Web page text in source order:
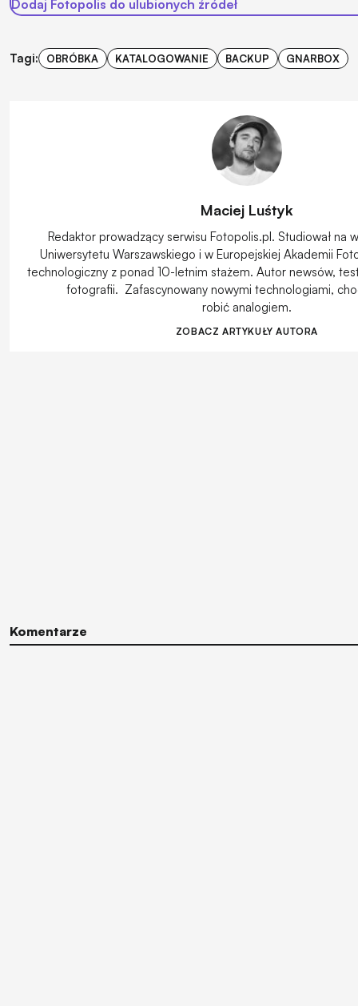
Dodaj Fotopolis do ulubionych źródeł
Tagi: OBRÓBKA KATALOGOWANIE BACKUP GNARBOX
Maciej Luśtyk
Redaktor prowadzący serwisu Fotopolis.pl. Studiował na
Uniwersytetu Warszawskiego i w Europejskiej Akademii
technologiczny z ponad 10-letnim stażem. Autor newsów,
fotografii. Zafascynowany nowymi technologiami,
robić analogiem.
ZOBACZ ARTYKUŁY AUTORA
Komentarze